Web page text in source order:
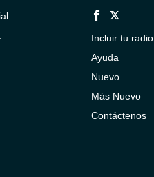
Incluir tu radio
Ayuda
Nuevo
Más Nuevo
Contáctenos